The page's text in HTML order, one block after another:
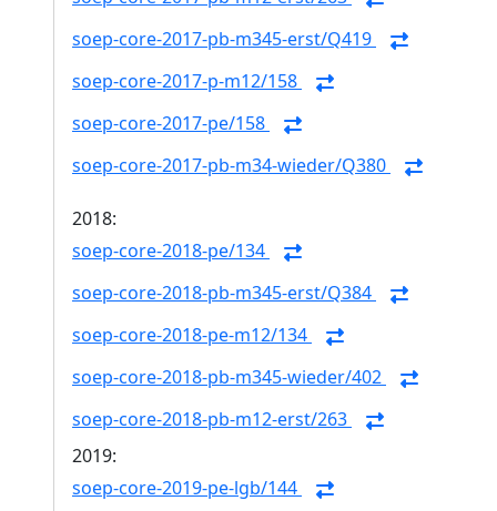
soep-core-2017-pb-m345-erst/Q419
soep-core-2017-p-m12/158
soep-core-2017-pe/158
soep-core-2017-pb-m34-wieder/Q380
2018:
soep-core-2018-pe/134
soep-core-2018-pb-m345-erst/Q384
soep-core-2018-pe-m12/134
soep-core-2018-pb-m345-wieder/402
soep-core-2018-pb-m12-erst/263
2019:
soep-core-2019-pe-lgb/144